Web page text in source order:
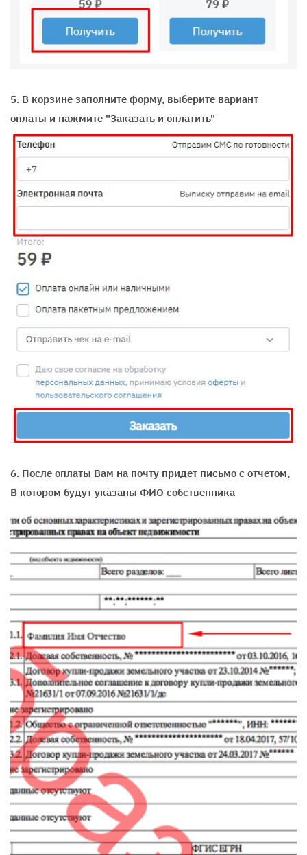
5. В корзине заполните форму, выберите вариант
оплаты и нажмите "Заказать и оплатить"
6. После оплаты Вам на почту придет письмо с отчетом,
В котором будут указаны ФИО собственника